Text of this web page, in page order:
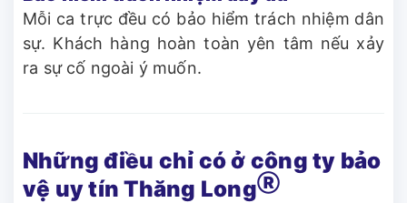
Mỗi ca trực đều có bảo hiểm trách nhiệm dân
sự. Khách hàng hoàn toàn yên tâm nếu xảy
ra sự cố ngoài ý muốn.
Những điều chỉ có ở công ty bảo
vệ uy tín Thăng LongⓇ